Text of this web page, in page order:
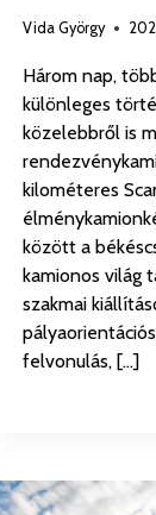
Vida György
Három nap,
különleges
közelebbről is
kilométeres
között a
kamionos világ
szakmai
felvonulás, […]